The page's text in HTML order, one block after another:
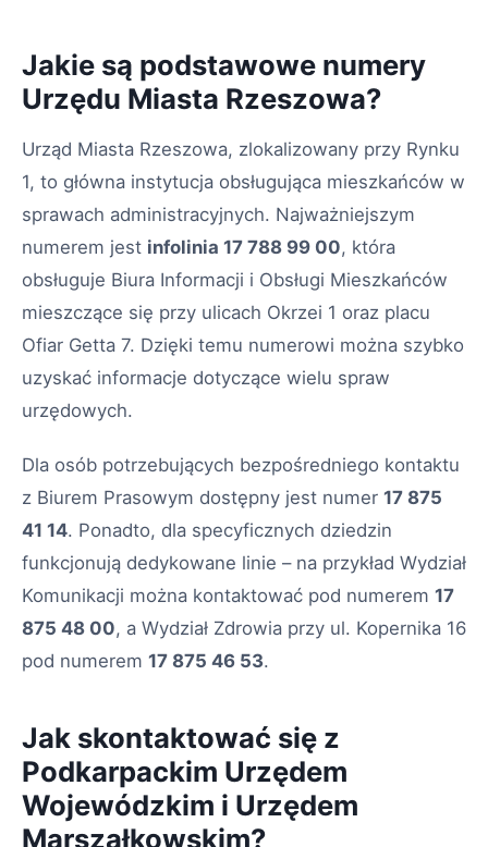
Jakie są podstawowe numery
Urzędu Miasta Rzeszowa?
Urząd Miasta Rzeszowa, zlokalizowany przy Rynku
1, to główna instytucja obsługująca mieszkańców w
sprawach administracyjnych. Najważniejszym
numerem jest infolinia 17 788 99 00, która
obsługuje Biura Informacji i Obsługi Mieszkańców
mieszczące się przy ulicach Okrzei 1 oraz placu
Ofiar Getta 7. Dzięki temu numerowi można szybko
uzyskać informacje dotyczące wielu spraw
urzędowych.
Dla osób potrzebujących bezpośredniego kontaktu
z Biurem Prasowym dostępny jest numer 17 875
41 14. Ponadto, dla specyficznych dziedzin
funkcjonują dedykowane linie – na przykład Wydział
Komunikacji można kontaktować pod numerem 17
875 48 00, a Wydział Zdrowia przy ul. Kopernika 16
pod numerem 17 875 46 53.
Jak skontaktować się z
Podkarpackim Urzędem
Wojewódzkim i Urzędem
Marszałkowskim?